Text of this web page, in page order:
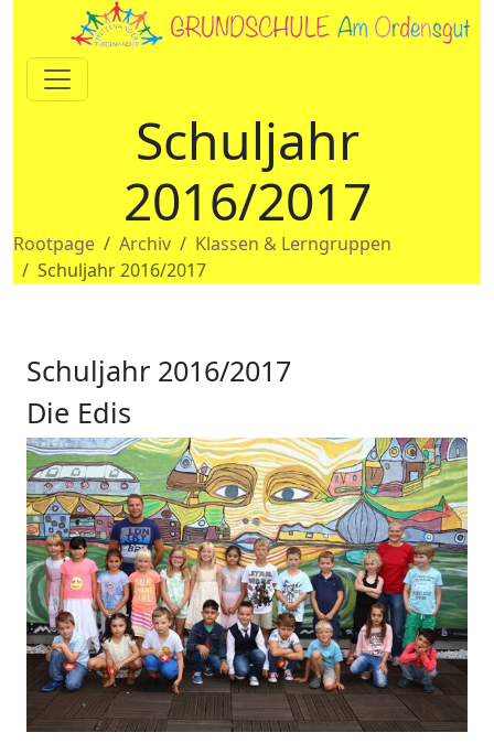
Schuljahr
2016/2017
Rootpage Archiv
Klassen & Lerngruppen
Schuljahr 2016/2017
Schuljahr 2016/2017
Die Edis